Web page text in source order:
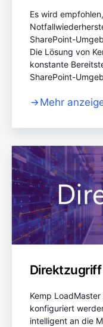
Es wird
SharePoint-
Die Lösung von
konstante
SharePoint-
Mehr
Direktzugriff
Kemp
konfiguriert
intelligent an die